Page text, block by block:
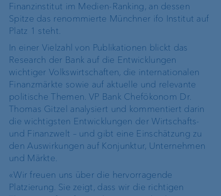
Finanzinstitut im Medien-Ranking, an dessen
Spitze das renommierte Münchner ifo Institut auf
Platz 1 steht.
In einer Vielzahl von Publikationen blickt das
Research der Bank auf die Entwicklungen
wichtiger Volkswirt­schaften, die internationalen
Finanzmärkte sowie auf aktuelle und relevante
politische Themen. VP Bank Chefökonom Dr.
Thomas Gitzel analysiert und kommentiert darin
die wichtigsten Entwicklungen der Wirtschafts-​
und Finanzwelt – und gibt eine Einschätzung zu
den Auswirkungen auf Konjunktur, Unternehmen
und Märkte.
«Wir freuen uns über die hervorragende
Platzierung. Sie zeigt, dass wir die richtigen